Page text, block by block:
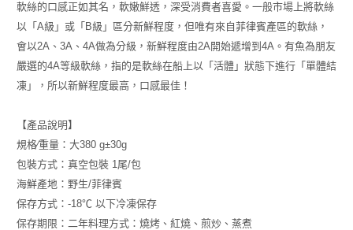
軟絲的口感正如其名，軟嫩鮮透，深受消費者喜愛。一般市場上將軟絲
以「A級」或「B級」區分新鮮程度，但唯有來自菲律賓產區的軟絲，
會以2A、3A、4A做為分級，新鮮程度由2A開始遞增到4A。有魚為朋友
嚴選的4A等級軟絲，指的是軟絲在船上以「活體」狀態下進行「單體結
凍」，所以新鮮程度最高，口感最佳！
【產品說明】
規格∕重量：大380 g±30g
包裝方式：真空包裝 1尾/包
海鮮產地：野生/菲律賓
保存方式：-18℃ 以下冷凍保存
保存期限：二年料理方式：燒烤、紅燒、煎炒、蒸煮